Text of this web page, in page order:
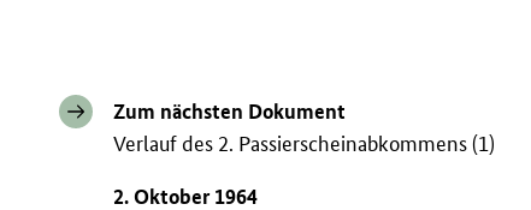
Zum nächsten Dokument
Verlauf des 2. Passierscheinabkommens (1)
2. Oktober 1964